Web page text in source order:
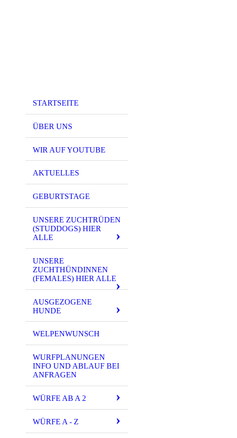
STARTSEITE
ÜBER UNS
WIR AUF YOUTUBE
AKTUELLES
GEBURTSTAGE
UNSERE ZUCHTRÜDEN
(STUDDOGS) HIER
ALLE
UNSERE
ZUCHTHÜNDINNEN
(FEMALES) HIER ALLE
AUSGEZOGENE
HUNDE
WELPENWUNSCH
WURFPLANUNGEN
INFO UND ABLAUF BEI
ANFRAGEN
WÜRFE AB A 2
WÜRFE A - Z